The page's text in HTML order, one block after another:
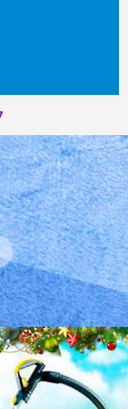
скидка -10%!